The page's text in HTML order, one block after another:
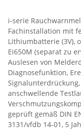
i-serie
Fachinstallation mit
Lithiumbatterie (3V),
Ei650M (separat zu
Auslesen von
Diagnosefunktion,
anschwellende
geprüft gemäß DIN
3131/vfdb 14-01, 5